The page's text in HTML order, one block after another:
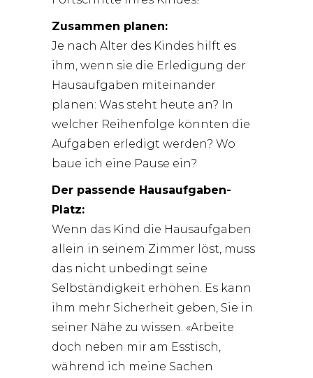
Zusammen planen:
Je nach Alter des Kindes hilft es
ihm, wenn sie die Erledigung der
Hausaufgaben miteinander
planen: Was steht heute an? In
welcher Reihenfolge könnten die
Aufgaben erledigt werden? Wo
baue ich eine Pause ein?
Der passende Hausaufgaben-
Platz:
Wenn das Kind die Hausaufgaben
allein in seinem Zimmer löst, muss
das nicht unbedingt seine
Selbständigkeit erhöhen. Es kann
ihm mehr Sicherheit geben, Sie in
seiner Nähe zu wissen. «Arbeite
doch neben mir am Esstisch,
während ich meine Sachen